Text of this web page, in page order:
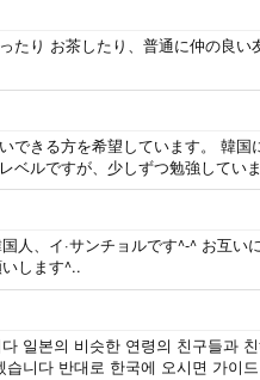
バー全員
きなのは
ジュンヒ
ョンで
のことた
くさん知
りたいで
釣りスポットを探し
音..
たり お茶したり、普通に仲の良い
できる方を希望しています。 韓国
ベルですが、少しずつ勉強してい
人、イ·サンチョルです^-^ お互い
します^..
일본의 비슷한 연령의 친구들과
니다 반대로 한국에 오시면 가이